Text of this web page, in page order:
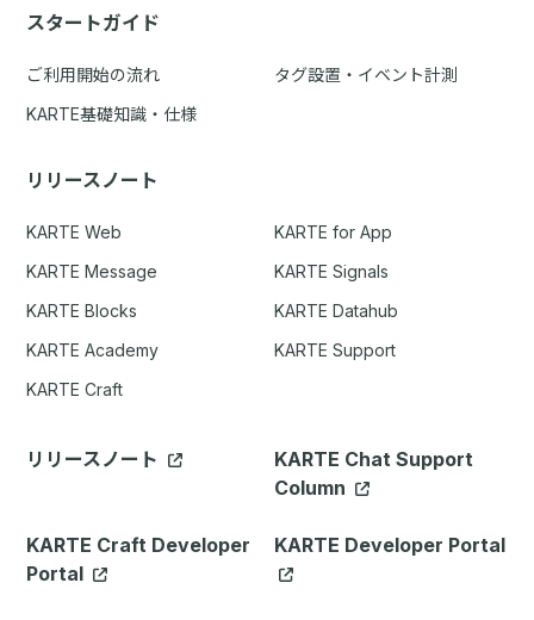
スタートガイド
ご利用開始の流れ
タグ設置・イベント計測
KARTE基礎知識・仕様
リリースノート
KARTE Web
KARTE for App
KARTE Message
KARTE Signals
KARTE Blocks
KARTE Datahub
KARTE Academy
KARTE Support
KARTE Craft
リリースノート
KARTE Chat Support
Column
KARTE Craft Developer
Portal
KARTE Developer Portal